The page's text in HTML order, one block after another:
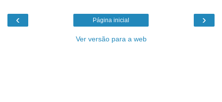
‹ ›
Página inicial
Ver versão para a web